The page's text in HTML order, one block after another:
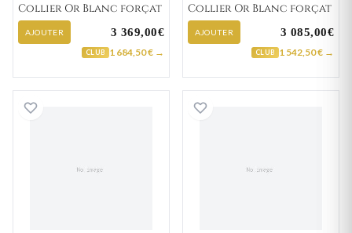
Collier Or Blanc forçat
AJOUTER 3 369,00€
CLUB 1 684,50 € →
Collier Or Blanc forçat
AJOUTER 3 085,00€
CLUB 1 542,50 € →
Collier Or Blanc forçat